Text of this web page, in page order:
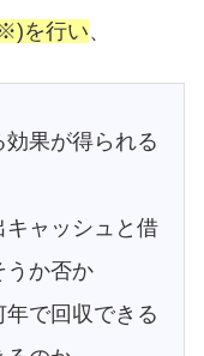
を行い、
果が得られる
キャッシュと借
うか否か
で回収できる